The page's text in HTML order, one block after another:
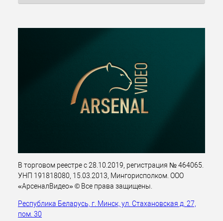
В торговом реестре с 28.10.2019, регистрация № 464065.
УНП 191818080, 15.03.2013, Мингорисполком. ООО
«АрсеналВидео» © Все права защищены.
Республика Беларусь, г. Минск, ул. Стахановская д. 27,
пом. 30